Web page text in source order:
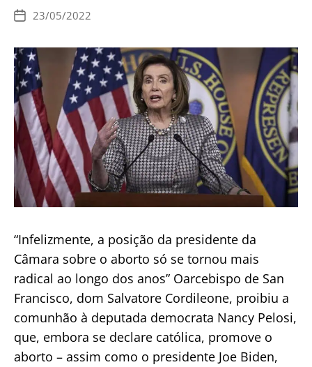
adesões
a
tratado
contra
aborto
Data
publicação
23/05/2022
“Infelizmente, a posição da presidente da
Câmara sobre o aborto só se tornou mais
radical ao longo dos anos” Oarcebispo de San
Francisco, dom Salvatore Cordileone, proibiu a
comunhão à deputada democrata Nancy Pelosi,
que, embora se declare católica, promove o
aborto – assim como o presidente Joe Biden,